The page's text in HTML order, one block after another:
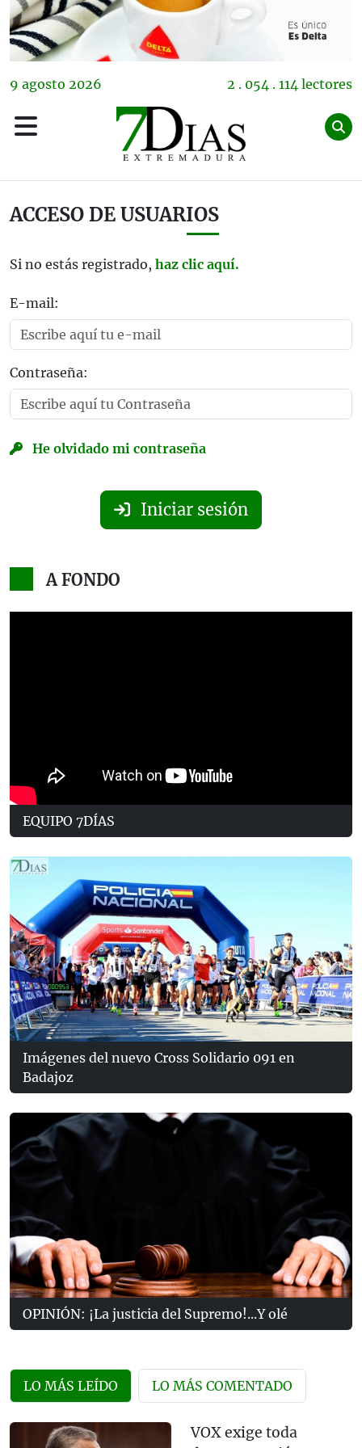
9 agosto 2026 2 . 054 . 114 lectores
ACCESO DE USUARIOS
Si no estás registrado, haz clic aquí.
E-mail:
Contraseña:
He olvidado mi contraseña
Iniciar sesión
A FONDO
EQUIPO 7DÍAS
Imágenes del nuevo Cross Solidario 091 en
Badajoz
OPINIÓN: ¡La justicia del Supremo!...Y olé
LO MÁS LEÍDO LO MÁS COMENTADO
VOX exige toda